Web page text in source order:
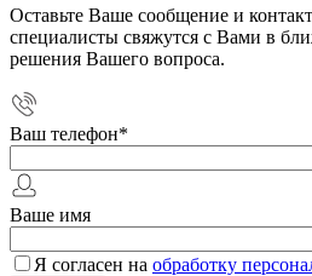
Оставьте Ваше сообщение и
специалисты свяжутся с Вами в
решения Вашего вопроса.
Ваш телефон*
Ваше имя
Я согласен на обработку